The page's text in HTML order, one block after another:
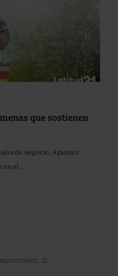
que sostienen
de negocio, Apiarios
en el …